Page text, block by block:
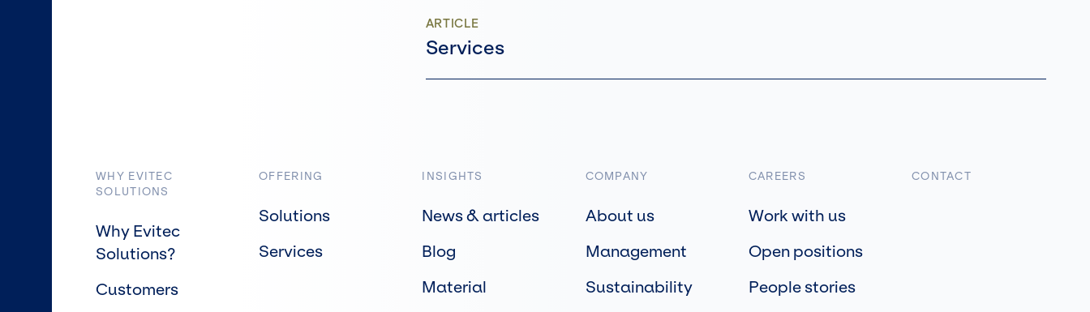
ARTICLE
Services
WHY EVITEC
SOLUTIONS
Why Evitec
Solutions?
Customers
OFFERING
Solutions
Services
INSIGHTS
News & articles
Blog
Material
COMPANY
About us
Management
Sustainability
CAREERS
Work with us
Open positions
People stories
CONTACT